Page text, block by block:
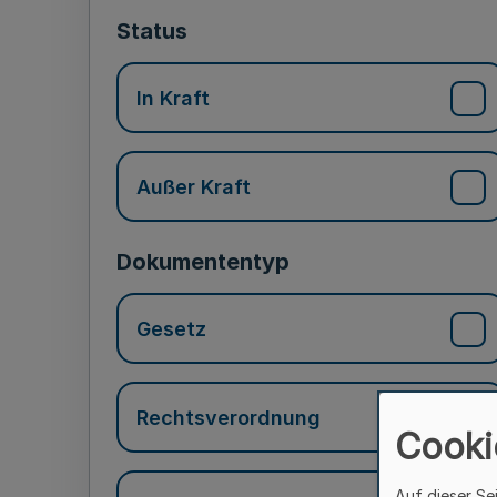
Status
In Kraft
Außer Kraft
Dokumententyp
Gesetz
Rechtsverordnung